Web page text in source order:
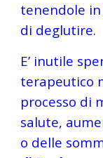
tenendole in
di deglutire.
E’ inutile
terapeutico
processo di
salute,
o delle